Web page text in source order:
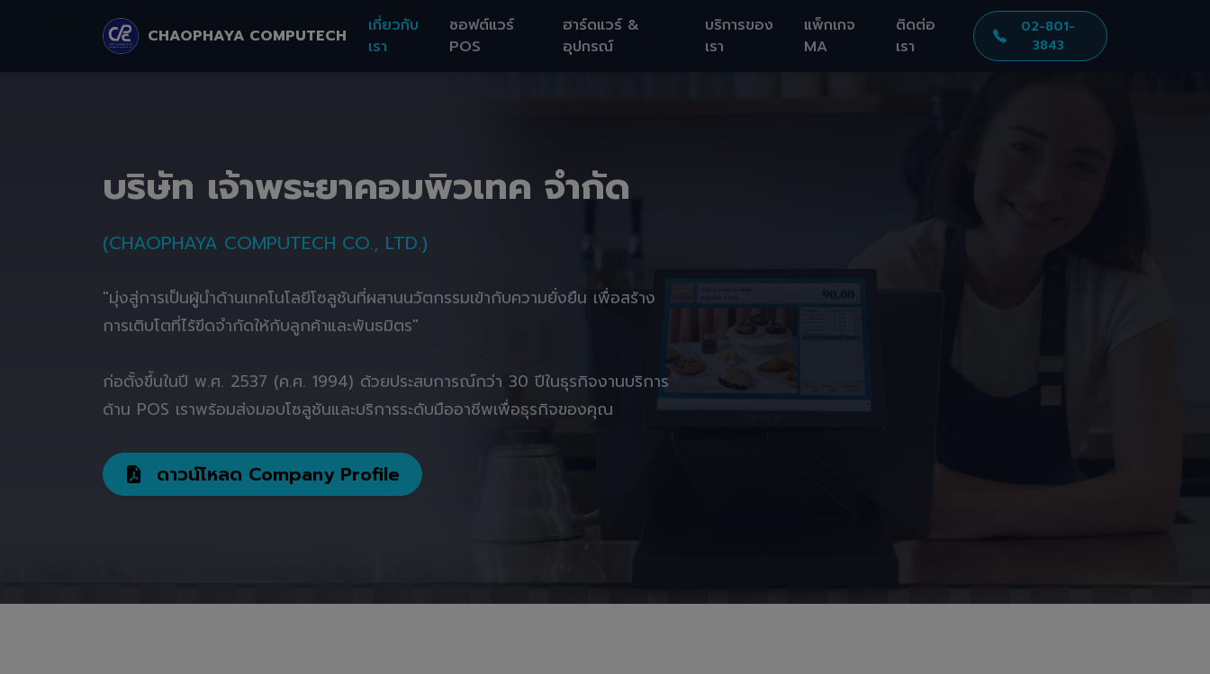
CHAOPHAYA COMPUTECH
เกี่ยวกับ
เรา
ซอฟต์แวร์
POS
ฮาร์ดแวร์ &
อุปกรณ์
บริการของ
เรา
แพ็กเกจ
MA
ติดต่อ
เรา
02-801-
3843
บริษัท เจ้าพระยาคอมพิวเทค จำกัด
(CHAOPHAYA COMPUTECH CO., LTD.)
"มุ่งสู่การเป็นผู้นำด้านเทคโนโลยีโซลูชันที่ผสานนวัตกรรมเข้ากับความยั่งยืน เพื่อสร้าง
การเติบโตที่ไร้ขีดจำกัดให้กับลูกค้าและพันธมิตร"
ก่อตั้งขึ้นในปี พ.ศ. 2537 (ค.ศ. 1994) ด้วยประสบการณ์กว่า 30 ปีในธุรกิจงานบริการ
ด้าน POS เราพร้อมส่งมอบโซลูชันและบริการระดับมืออาชีพเพื่อธุรกิจของคุณ
ดาวน์โหลด Company Profile